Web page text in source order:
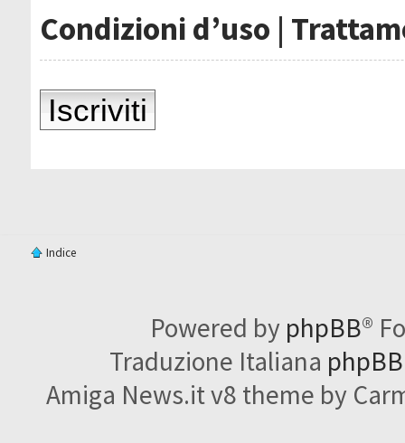
Condizioni d’uso |
Iscriviti
Indice
Powered by phpBB®
Traduzione Italiana
Amiga News.it v8 theme by